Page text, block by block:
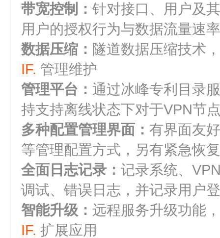
带宽控制： 针对接口、用户及
用户的授权行为与数据流量速
数据压缩： 隧道数据压缩技术
IF. 管理维护
管理平台： 通过冰峰专利目录
持支持离线状态下对于VPN节
多种配置管理界面： 有界面友
等管理配置方式，另有紧急恢
全面日志记录： 记录系统、
调试、错误日志，并记录用户
智能升级： 远程服务升级功能
IF. 扩展应用